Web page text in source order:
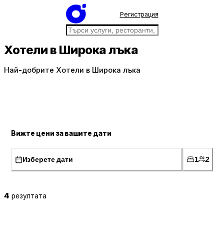
Регистрация
Хотели в Широка лъка
Най-добрите Хотели в Широка лъка
Вижте цени за вашите дати
Изберете дати 1 2
4 резултата